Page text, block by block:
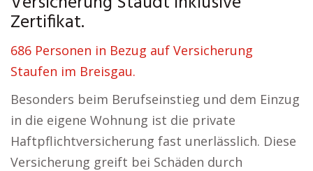
Zertifikat.
686 Personen in Bezug auf Versicherung
Staufen im Breisgau.
Besonders beim Berufseinstieg und dem Einzug
in die eigene Wohnung ist die private
Haftpflichtversicherung fast unerlässlich. Diese
Versicherung greift bei Schäden durch